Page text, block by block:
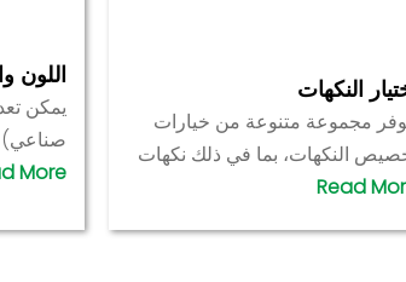
النكهات
مجموعة متنوعة من خيارات
النكهات، بما في ذلك نكهات
(الفراولة والبرتقال والعنب
اللون
يمكن
مربع،
المنتج